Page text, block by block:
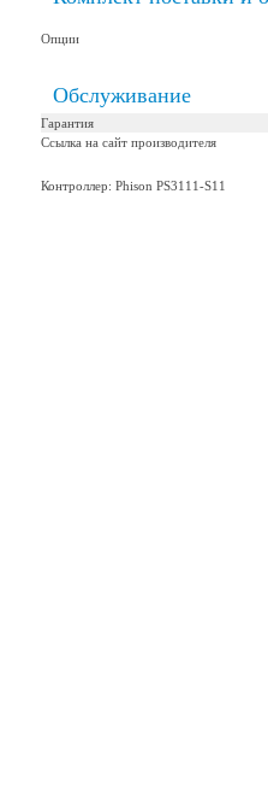
Опции
Обслуживание
Гарантия
Ссылка на сайт производителя
Контроллер: Phison PS3111-S11